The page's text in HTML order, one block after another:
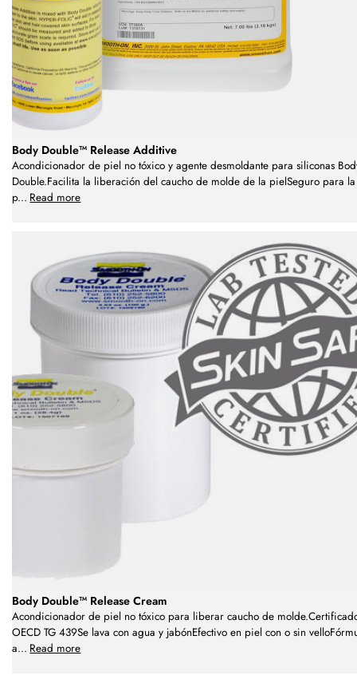
Body Double™ Release Additive
Acondicionador de piel no tóxico y agente desmoldante para siliconas
Double.Facilita la liberación del caucho de molde de la pielSeguro para la
p... Read more
Body Double™ Release Cream
Acondicionador de piel no tóxico para liberar caucho de
OECD TG 439Se lava con agua y jabónEfectivo en piel con o sin
a... Read more